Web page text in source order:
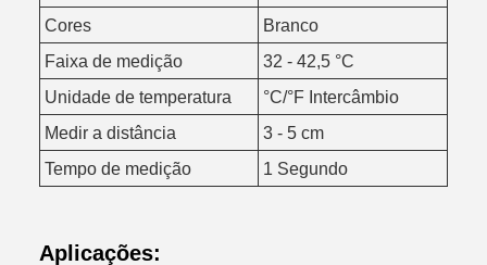
Cores
Branco
Faixa de medição
32 - 42,5 °C
Unidade de temperatura
°C/°F Intercâmbio
Medir a distância
3 - 5 cm
Tempo de medição
1 Segundo
Aplicações: